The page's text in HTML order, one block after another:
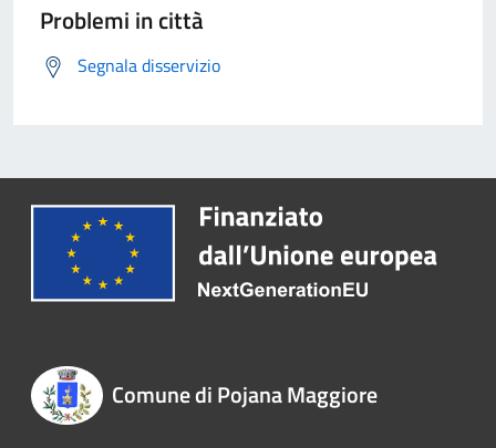
Problemi in città
Segnala disservizio
Comune di Pojana Maggiore